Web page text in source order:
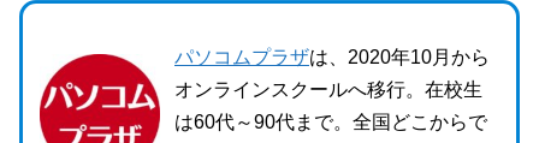
パソコムプラザは、2020年10月から
オンラインスクールへ移行。在校生
は60代～90代まで。全国どこからで